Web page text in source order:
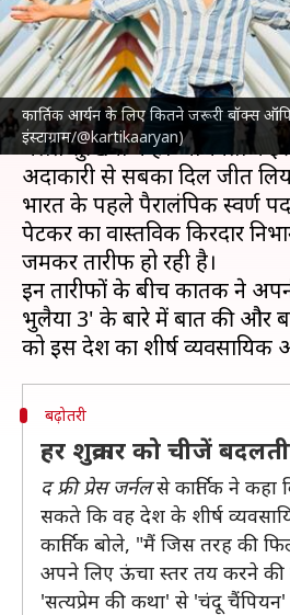
कार्तिक आर्यन के लिए कितने जरूरी बॉक्स
इंस्टाग्राम/@kartikaaryan)
लेखन पलक Jun 17, 2024 11:25 am
क्या है खबर?
कार्तिक आर्यनइस समय
चलते सुर्खियों में हैं। अभिनेता ने
अदाकारी से सबका दिल जीत
भारत के पहले पैरालंपिक स्वर्ण
पेटकर का वास्तविक किरदार
जमकर तारीफ हो रही है।
इन तारीफों के बीच कार्तिक ने
भुलैया 3' के बारे में बात की और
बढ़ोतरी
हर शुक्रवार को चीजें
द फ्री प्रेस जर्नलसे कार्तिक ने कहा
सकते कि वह देश के शीर्ष
कार्तिक बोले, "मैं जिस तरह की
अपने लिए ऊंचा स्तर तय करने की
'सत्यप्रेम की कथा' से 'चंदू